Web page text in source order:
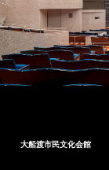
大船渡市民文化会館